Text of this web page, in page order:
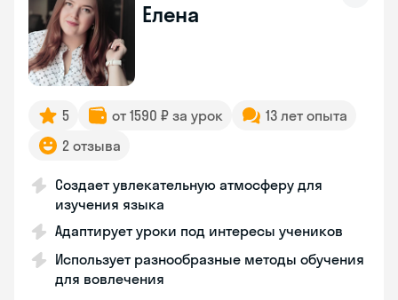
Елена
5 от 1590 ₽ за урок
13 лет опыта
2 отзыва
Создает увлекательную атмосферу для
изучения языка
Адаптирует уроки под интересы учеников
Использует разнообразные методы обучения
для вовлечения